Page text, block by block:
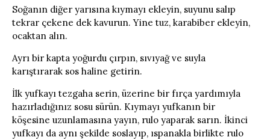
Soğanın diğer yarısına kıymayı ekleyin, suyunu salıp
tekrar çekene dek kavurun. Yine tuz, karabiber ekleyin,
ocaktan alın.
Ayrı bir kapta yoğurdu çırpın, sıvıyağ ve suyla
karıştırarak sos haline getirin.
İlk yufkayı tezgaha serin, üzerine bir fırça yardımıyla
hazırladığınız sosu sürün. Kıymayı yufkanın bir
köşesine uzunlamasına yayın, rulo yaparak sarın. İkinci
yufkayı da aynı şekilde soslayıp, ıspanakla birlikte rulo